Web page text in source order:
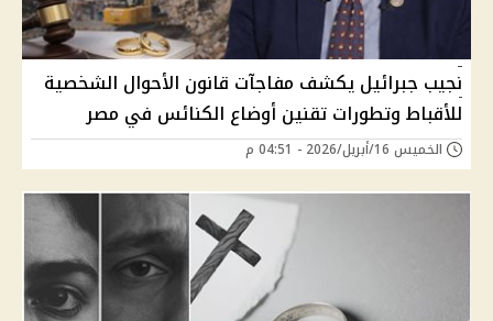
نجيب جبرائيل يكشف مفاجآت قانون الأحوال الشخصية
للأقباط وتطورات تقنين أوضاع الكنائس في مصر
الخميس 16/أبريل/2026 - 04:51 م